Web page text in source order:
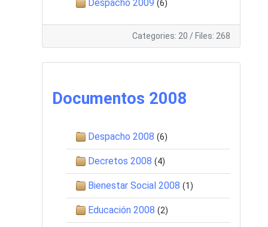
Despacho 2009 (6)
Categories: 20 / Files: 268
Documentos 2008
Despacho 2008 (6)
Decretos 2008 (4)
Bienestar Social 2008 (1)
Educación 2008 (2)